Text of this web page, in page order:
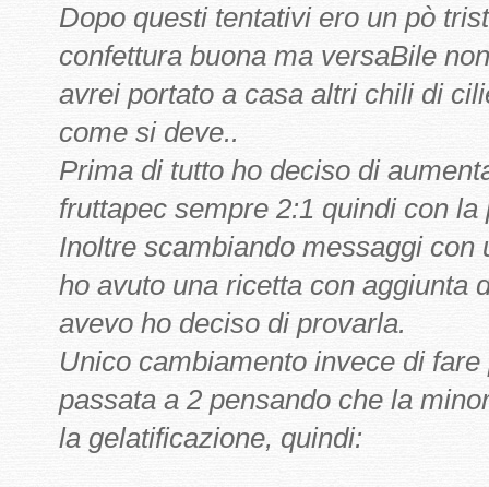
Dopo questi tentativi ero un pò
confettura buona ma versaBile
avrei portato a casa altri chili di
come si deve..
Prima di tutto ho deciso di
fruttapec sempre 2:1 quindi con
Inoltre scambiando messaggi
ho avuto una ricetta con aggiunta
avevo ho deciso di provarla.
Unico cambiamento invece di
passata a 2 pensando che la
la gelatificazione, quindi: